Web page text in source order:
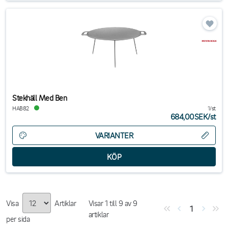
Stekhäll Med Ben
HAB82 1/st
684,00SEK/st
VARIANTER
Visa
Artiklar
per sida
Visar1 till 9 av 9
artiklar
1